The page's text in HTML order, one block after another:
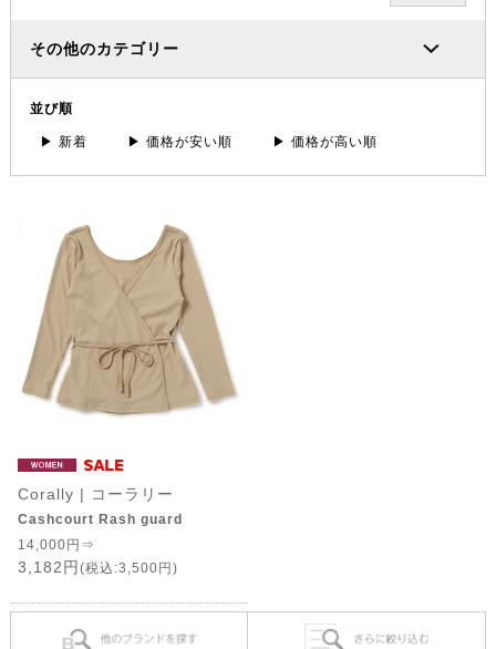
その他のカテゴリー
並び順
▶ 新着 ▶ 価格が安い順 ▶ 価格が高い順
Corally | コーラリー
Cashcourt Rash guard
14,000円⇒
3,182円 (税込:3,500円)